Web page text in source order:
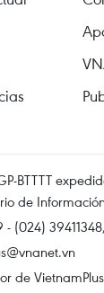
BTTTT
de
- (024)
de